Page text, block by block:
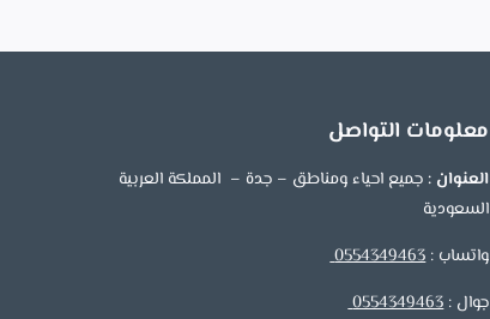
معلومات التواصل
العنوان : جميع احياء ومناطق – جدة – المملكة العربية
السعودية
واتساب :0554349463
جوال :0554349463